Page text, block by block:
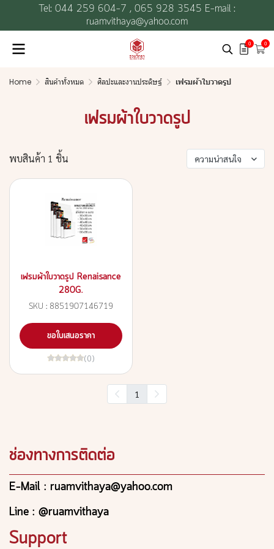
Tel: 044 259 604-7 , 065 928 3545 E-mail :
ruamvithaya@yahoo.com
0 0
Home สินค้าทั้งหมด ศิลปะและงานประดิษฐ์ เฟรมผ้าใบวาดรูป
เฟรมผ้าใบวาดรูป
พบสินค้า 1 ชิ้น ความน่าสนใจ
เฟรมผ้าใบวาดรูป Renaisance
280G.
SKU : 8851907146719
ขอใบเสนอราคา
(0)
1
ช่องทางการติดต่อ
E-Mail : ruamvithaya@yahoo.com
Line : @ruamvithaya
Support